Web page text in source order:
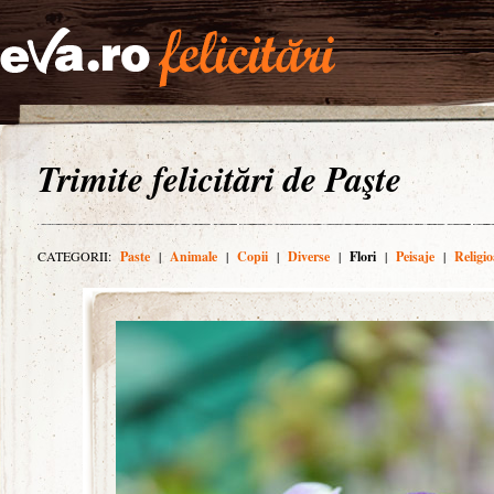
Trimite felicitări de Paşte
CATEGORII: Paste | Animale | Copii | Diverse | Flori | Peisaje |